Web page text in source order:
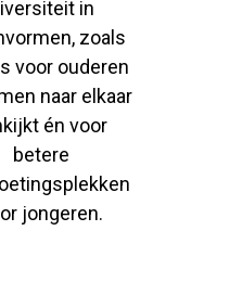
in
zoals
voor ouderen
naar elkaar
én voor
betere
jongeren.